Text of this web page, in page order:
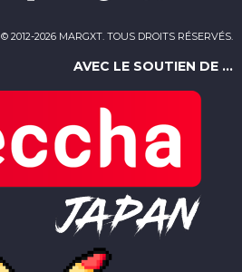
© 2012-2026 MARGXT. TOUS DROITS RÉSERVÉS.
AVEC LE SOUTIEN DE ...